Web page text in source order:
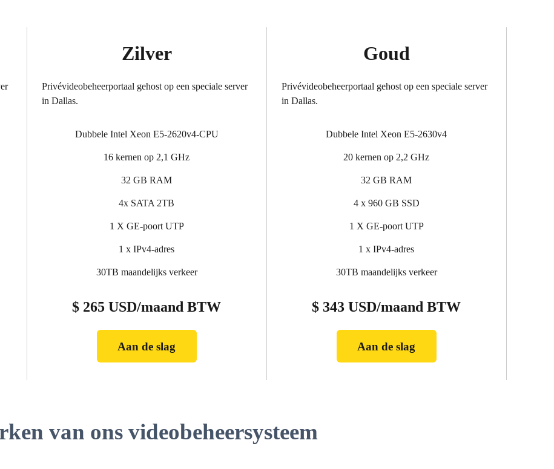
Zilver
Privévideobeheerportaal gehost op een speciale server
in Dallas.
Dubbele Intel Xeon E5-2620v4-CPU
16 kernen op 2,1 GHz
32 GB RAM
4x SATA 2TB
1 X GE-poort UTP
1 x IPv4-adres
30TB maandelijks verkeer
$ 265 USD/maand BTW
Aan de slag
Goud
Privévideobeheerportaal gehost op een speciale server
in Dallas.
Dubbele Intel Xeon E5-2630v4
20 kernen op 2,2 GHz
32 GB RAM
4 x 960 GB SSD
1 X GE-poort UTP
1 x IPv4-adres
30TB maandelijks verkeer
$ 343 USD/maand BTW
Aan de slag
van ons videobeheersysteem